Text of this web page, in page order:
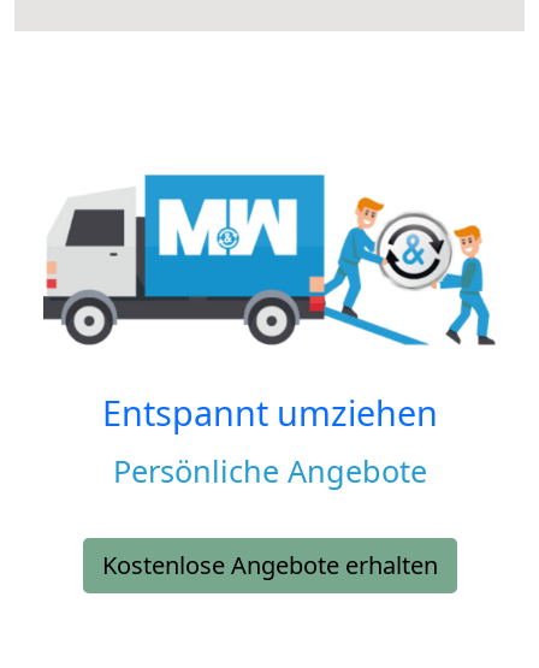
Entspannt umziehen
Persönliche Angebote
Kostenlose Angebote erhalten